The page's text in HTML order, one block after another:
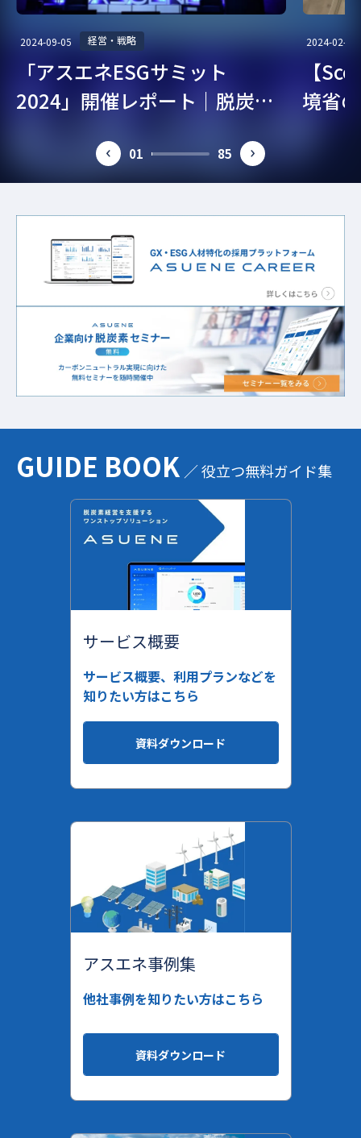
2024-09-05 経営・戦略
「アスエネESGサミット
2024」開催レポート｜脱炭
2024-02-07
【
境省
prev 01 85 next
GUIDE BOOK ／ 役立つ無料ガイド集
サービス概要
サービス概要、利用プランなどを
知りたい方はこちら
資料ダウンロード
アスエネ事例集
他社事例を知りたい方はこちら
資料ダウンロード